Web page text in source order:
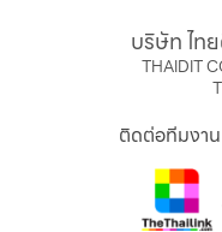
บริษัท ไท
THAIDIT
ติดต่อทีมงา